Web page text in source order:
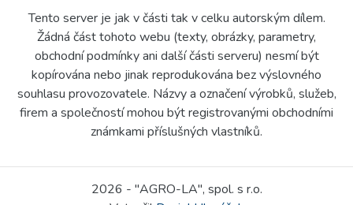
Tento server je jak v části tak v celku autorským dílem.
Žádná část tohoto webu (texty, obrázky, parametry,
obchodní podmínky ani další části serveru) nesmí být
kopírována nebo jinak reprodukována bez výslovného
souhlasu provozovatele. Názvy a označení výrobků, služeb,
firem a společností mohou být registrovanými obchodními
známkami příslušných vlastníků.
2026 - "AGRO-LA", spol. s r.o.